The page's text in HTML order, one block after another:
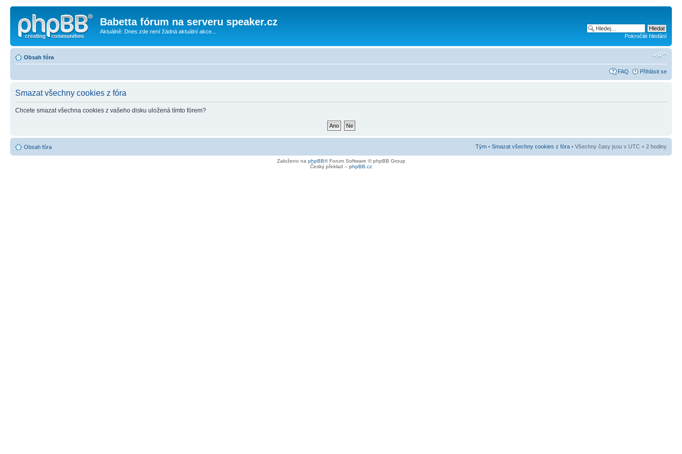
Babetta fórum na serveru speaker.cz
Aktuálně: Dnes zde není žádná aktuální akce...
Pokročilé hledání
Obsah fóra
FAQ Přihlásit se
Smazat všechny cookies z fóra
Chcete smazat všechna cookies z vašeho disku uložená tímto fórem?
Obsah fóra Tým • Smazat všechny cookies z fóra • Všechny časy jsou v UTC + 2 hodiny
Založeno na phpBB® Forum Software © phpBB Group
Český překlad – phpBB.cz